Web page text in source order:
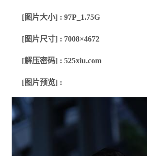
[图片大小] : 97P_1.75G
[图片尺寸] : 7008×4672
[解压密码] : 525xiu.com
[图片预览] :